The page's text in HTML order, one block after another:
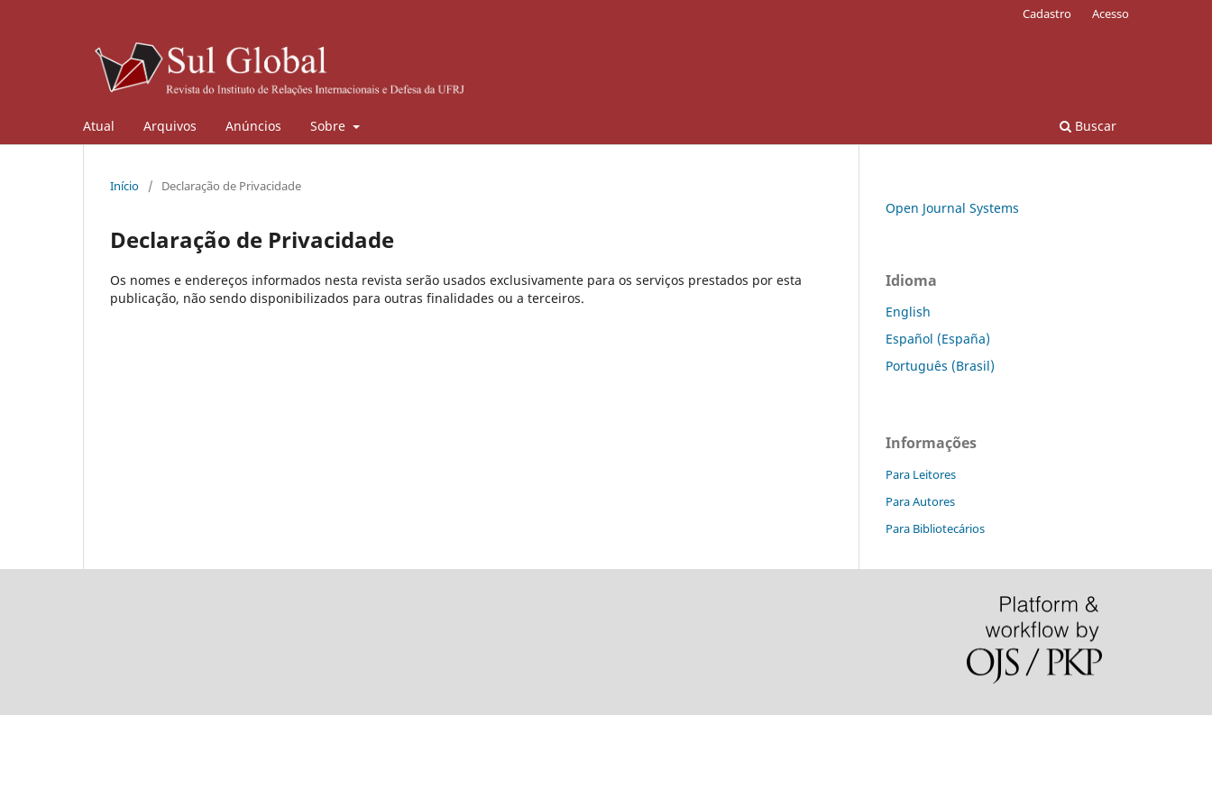
Atual Arquivos Anúncios Sobre Buscar
Cadastro Acesso
Início / Declaração de Privacidade
Declaração de Privacidade
Os nomes e endereços informados nesta revista serão usados exclusivamente para os serviços prestados por esta
publicação, não sendo disponibilizados para outras finalidades ou a terceiros.
Open Journal Systems
Idioma
English
Español (España)
Português (Brasil)
Informações
Para Leitores
Para Autores
Para Bibliotecários